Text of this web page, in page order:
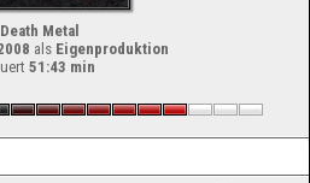
Death Metal
als Eigenproduktion
51:43 min